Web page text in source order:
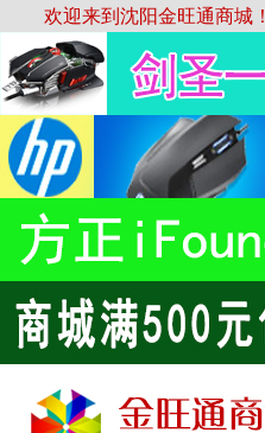
欢迎来到沈阳金旺通商城！